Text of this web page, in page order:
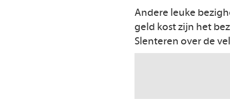
Andere leuke
geld kost zijn het
Slenteren over de